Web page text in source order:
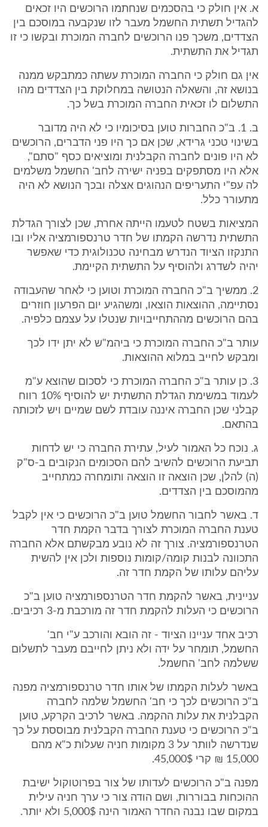
א. אין חולק כי בהסכמים שנחתמו הרוכשים היו זכאים
להגדיל תשתית החשמל מעבר לזו שנקבעה במוסכם בין
הצדדים, משכך פנו הרוכשים לחברה המוכרת ובקשו כי זו
תגדיל את התשתית.
אין גם חולק כי החברה המוכרת עשתה כמתבקש ממנה
בנושא זה, והשאלה הנטושה במחלוקת בין הצדדים מהו
התשלום לו זכאית החברה המוכרת בשל כך.
ב. 1. ב"כ החברות טוען בסיכומיו כי לא היה מדובר
בשינוי טכני גרידא, שכן אם כך היו פני הדברים, הרוכשים
לא היו פונים לחברה הקבלנית ומוציאים כסף "סתם",
אלא היו מסתפקים בפניה ישירה לחב' החשמל משלמים
לה עפ"י התעריפים הנהוגים אצלה ובכך הנושא לא היה
מתעורר כלל.
המציאות בשטח לטעמו הייתה אחרת, שכן לצורך הגדלת
התשתית נדרשה הקמתו של חדר טרנספורמציה אליו ובו
התנקזו הציוד הנדרש מבחינה טכנולוגית כדי שאפשר
יהיה לשדרג ולהוסיף על התשתית הקיימת.
2. ממשיך ב"כ החברה המוכרת וטוען כי לאחר שהעבודה
נסתיימה, ההוצאות הוצאו, ומשהגיע יום הפרעון חוזרים
בהם הרוכשים מההתחייבויות שנטלו על עצמם כלפיה.
עותר ב"כ החברה המוכרת כי ביהמ"ש לא יתן ידו לכך
ומבקש לחייב במלוא ההוצאות.
3. כן עותר ב"כ החברה המוכרת כי לסכום שהוצא ע"מ
לעמוד במשימת הגדלת התשתית יש להוסיף 10% רווח
קבלני שכן החברה איננה עובדת לשם שמיים ויש לזכותה
בהתאם.
ג. נוכח כל האמור לעיל, עתירת החברה כי יש לדחות
תביעת הרוכשים להשיב להם הסכומים הנקובים ב-ס"ק
(ה) להלן, שכן הוצאה זו הוצאה ותומחרה כמתחייב
מהמוסכם בין הצדדים.
ד. באשר לחבור החשמל טוען ב"כ הרוכשים כי אין לקבל
טענת החברה המוכרת לצורך בדבר הקמת חדר
הטרנספורמציה. צורך זה לא נובע מבקשתם אלא החברה
התכוונה לבנות קומה/קומות נוספות ולכן אין להשית
עליהם עלותו של הקמת חדר זה.
עניינית, באשר להקמת חדר הטרנספורמציה טוען ב"כ
הרוכשים כי העלות להקמת חדר זה מורכבת מ-3 רכיבים.
רכיב אחד עניינו הציוד - זה הובא והורכב ע"י חב'
החשמל, תומחר על ידה ולא ניתן לחייבם מעבר לתשלום
ששלמה לחב' החשמל.
באשר לעלות הקמתו של אותו חדר טרנספורמציה מפנה
ב"כ הרוכשים לכך כי חב' החשמל שלמה לחברה
הקבלנית את עלות ההקמה. באשר לרכיב הקרקע, טוען
ב"כ הרוכשים כי טענת החברה הקבלנית מבוססת על כך
שנדרשה לוותר על 3 מקומות חניה שעלות כ"א מהם
15,000 ₪ קרי 45,000$.
מפנה ב"כ הרוכשים לעדותו של צור בפרוטוקול ישיבת
ההוכחות בבוררות, ושם הודה צור כי ערך חניה עילית
במקום שבו נבנה החדר האמור הינה 5,000$ ולא יותר.